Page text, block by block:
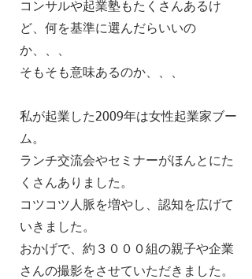
コンサルや起業塾もたくさんあるけ
ど、何を基準に選んだらいいの
か、、、
そもそも意味あるのか、、、
私が起業した2009年は女性起業家ブー
ム。
ランチ交流会やセミナーがほんとにた
くさんありました。
コツコツ人脈を増やし、認知を広げて
いきました。
おかげで、約３０００組の親子や企業
さんの撮影をさせていただきました。